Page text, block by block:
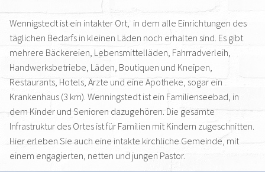
Wennigstedt ist ein intakter Ort, in dem alle Einrichtungen des
täglichen Bedarfs in kleinen Läden noch erhalten sind. Es gibt
mehrere Bäckereien, Lebensmittelläden, Fahrradverleih,
Handwerksbetriebe, Läden, Boutiquen und Kneipen,
Restaurants, Hotels, Ärzte und eine Apotheke, sogar ein
Krankenhaus (3 km). Wenningstedt ist ein Familienseebad, in
dem Kinder und Senioren dazugehören. Die gesamte
Infrastruktur des Ortes ist für Familien mit Kindern zugeschnitten.
Hier erleben Sie auch eine intakte kirchliche Gemeinde, mit
einem engagierten, netten und jungen Pastor.